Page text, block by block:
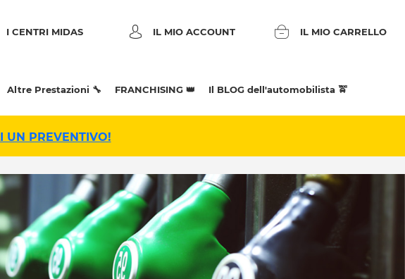
I CENTRI MIDAS IL MIO ACCOUNT IL MIO CARRELLO
Altre Prestazioni 🔧 FRANCHISING 👑 Il BLOG dell'automobilista 🚖
UN PREVENTIVO!